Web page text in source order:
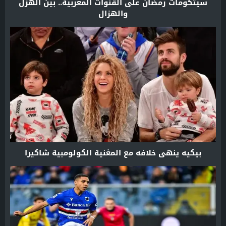
والهزال
بيكيه ينهي خلافه مع المغنية الكولومبية شاكيرا